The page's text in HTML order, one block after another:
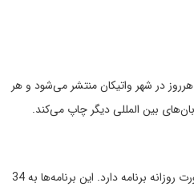
روزنامه L'Osservatore Romano هرروز در شهر واتیکان منتشر می‌شود و هر
شبکه سراسری Vatican Radio بصورت روزانه برنامه دارد. این برنامه‌ها به 34